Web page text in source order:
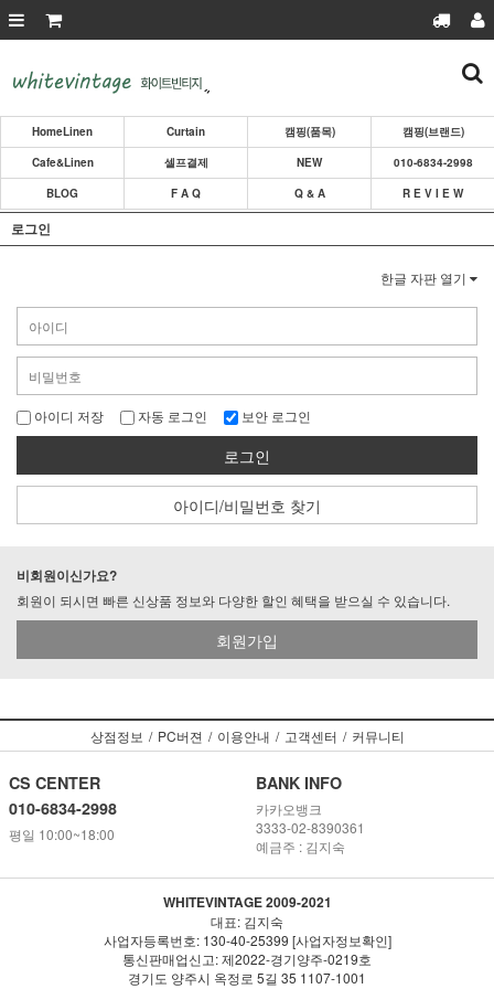
HomeLinen Curtain 캠핑(품목)
캠핑(브랜드)
Cafe&Linen
셀프결제 NEW
010-6834-2998
BLOG
F A Q Q & A R E V I E W
로그인
한글 자판 열기
아이디 저장 자동 로그인 보안 로그인
로그인
아이디/비밀번호 찾기
비회원이신가요?
회원이 되시면 빠른 신상품 정보와 다양한 할인 혜택을 받으실 수 있습니다.
회원가입
상점정보 / PC버젼 / 이용안내 / 고객센터 / 커뮤니티
CS CENTER
010-6834-2998
평일 10:00~18:00
BANK INFO
카카오뱅크
3333-02-8390361
예금주 : 김지숙
WHITEVINTAGE 2009-2021
대표: 김지숙
사업자등록번호: 130-40-25399 [사업자정보확인]
통신판매업신고: 제2022-경기양주-0219호
경기도 양주시 옥정로 5길 35 1107-1001